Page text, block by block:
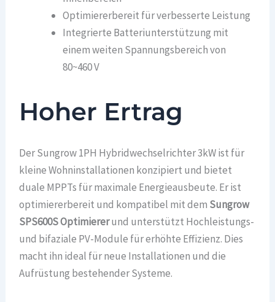
Optimiererbereit für verbesserte Leistung
Integrierte Batteriunterstützung mit
einem weiten Spannungsbereich von
80~460 V
Hoher Ertrag
Der Sungrow 1PH Hybridwechselrichter 3kW ist für
kleine Wohninstallationen konzipiert und bietet
duale MPPTs für maximale Energieausbeute. Er ist
optimiererbereit und kompatibel mit dem Sungrow
SPS600S Optimiererund unterstützt Hochleistungs-
und bifaziale PV-Module für erhöhte Effizienz. Dies
macht ihn ideal für neue Installationen und die
Aufrüstung bestehender Systeme.